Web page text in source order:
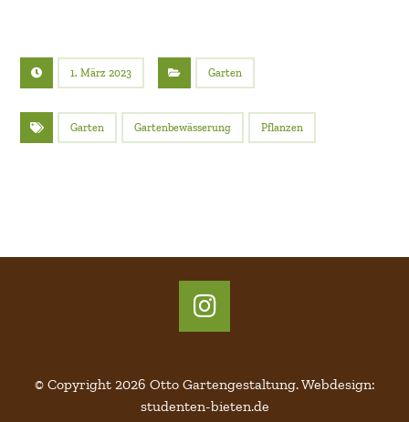
1. März 2023 Garten
Garten Gartenbewässerung Pflanzen
© Copyright 2026 Otto Gartengestaltung.Webdesign:
studenten-bieten.de